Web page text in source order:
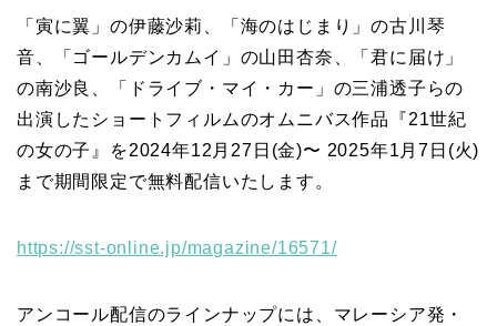
「寅に翼」の伊藤沙莉、「海のはじまり」の古川琴
音、「ゴールデンカムイ」の山田杏奈、「君に届け」
の南沙良、「ドライブ・マイ・カー」の三浦透子らの
出演したショートフィルムのオムニバス作品『21世紀
の女の子』を2024年12月27日(金)〜 2025年1月7日(火)
まで期間限定で無料配信いたします。
https://sst-online.jp/magazine/16571/
アンコール配信のラインナップには、マレーシア発・